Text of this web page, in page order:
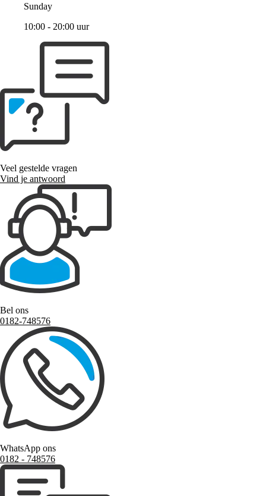
Sunday
10:00 - 20:00 uur
Veel gestelde vragen
Vind je antwoord
Bel ons
0182-748576
WhatsApp ons
0182 ‑ 748576